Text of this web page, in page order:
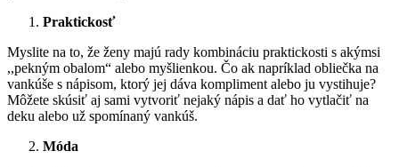
Praktickosť
Myslite na to, že ženy majú rady kombináciu praktickosti s akýmsi
,,pekným obalom“ alebo myšlienkou. Čo ak napríklad obliečka na
vankúše s nápisom, ktorý jej dáva kompliment alebo ju vystihuje?
Môžete skúsiť aj sami vytvoriť nejaký nápis a dať ho vytlačiť na
deku alebo už spomínaný vankúš.
Móda